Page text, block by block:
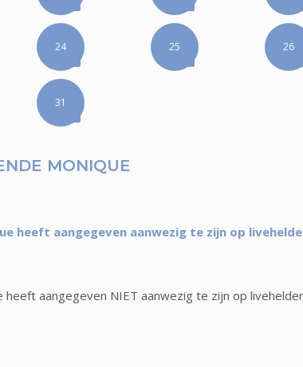
24 25 26
31
MONIQUE
heeft aangegeven aanwezig te zijn op
heeft aangegeven NIET aanwezig te zijn op